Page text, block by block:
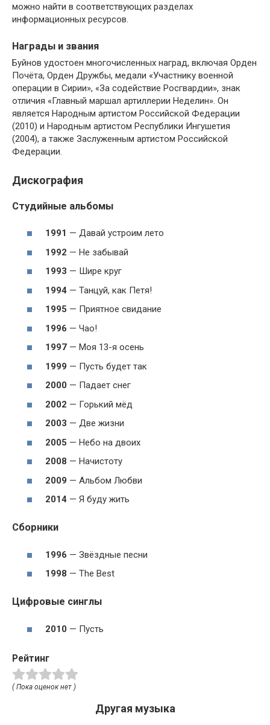
можно найти в соответствующих разделах
информационных ресурсов.
Награды и звания
Буйнов удостоен многочисленных наград, включая Орден
Почёта, Орден Дружбы, медали «Участнику военной
операции в Сирии», «За содействие Росгвардии», знак
отличия «Главный маршал артиллерии Неделин». Он
является Народным артистом Российской Федерации
(2010) и Народным артистом Республики Ингушетия
(2004), а также Заслуженным артистом Российской
Федерации.
Дискография
Студийные альбомы
1991 — Давай устроим лето
1992 — Не забывай
1993 — Шире круг
1994 — Танцуй, как Петя!
1995 — Приятное свидание
1996 — Чао!
1997 — Моя 13-я осень
1999 — Пусть будет так
2000 — Падает снег
2002 — Горький мёд
2003 — Две жизни
2005 — Небо на двоих
2008 — Начистоту
2009 — Альбом Любви
2014 — Я буду жить
Сборники
1996 — Звёздные песни
1998 — The Best
Цифровые синглы
2010 — Пусть
Рейтинг
( Пока оценок нет )
Другая музыка